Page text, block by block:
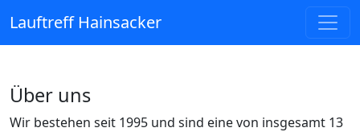
Lauftreff Hainsacker
Über uns
Wir bestehen seit 1995 und sind eine von insgesamt 13